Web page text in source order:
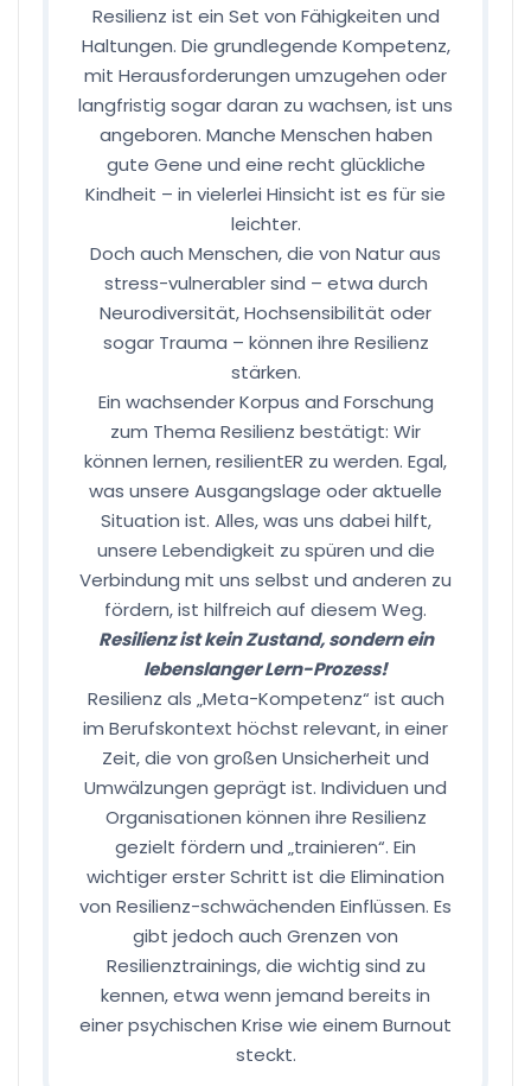
Resilienz ist ein Set von Fähigkeiten und
Haltungen. Die grundlegende Kompetenz,
mit Herausforderungen umzugehen oder
langfristig sogar daran zu wachsen, ist uns
angeboren. Manche Menschen haben
gute Gene und eine recht glückliche
Kindheit – in vielerlei Hinsicht ist es für sie
leichter.
Doch auch Menschen, die von Natur aus
stress-vulnerabler sind – etwa durch
Neurodiversität, Hochsensibilität oder
sogar Trauma – können ihre Resilienz
stärken.
Ein wachsender Korpus and Forschung
zum Thema Resilienz bestätigt: Wir
können lernen, resilientER zu werden. Egal,
was unsere Ausgangslage oder aktuelle
Situation ist. Alles, was uns dabei hilft,
unsere Lebendigkeit zu spüren und die
Verbindung mit uns selbst und anderen zu
fördern, ist hilfreich auf diesem Weg.
Resilienz ist kein Zustand, sondern ein
lebenslanger Lern-Prozess!
Resilienz als „Meta-Kompetenz“ ist auch
im Berufskontext höchst relevant, in einer
Zeit, die von großen Unsicherheit und
Umwälzungen geprägt ist. Individuen und
Organisationen können ihre Resilienz
gezielt fördern und „trainieren“. Ein
wichtiger erster Schritt ist die Elimination
von Resilienz-schwächenden Einflüssen. Es
gibt jedoch auch Grenzen von
Resilienztrainings, die wichtig sind zu
kennen, etwa wenn jemand bereits in
einer psychischen Krise wie einem Burnout
steckt.